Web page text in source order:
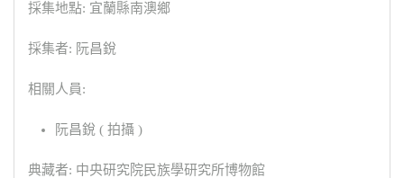
採集地點: 宜蘭縣南澳鄉
採集者: 阮昌銳
相關人員:
阮昌銳 ( 拍攝 )
典藏者: 中央研究院民族學研究所博物館